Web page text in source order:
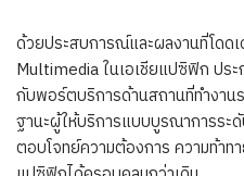
ด้วยประสบการณ์และผลงานที่โดด
Multimedia ในเอเชียแปซิฟิก ปร
กับพอร์ตบริการด้านสถานที่ทำงาน
ฐานะผู้ให้บริการแบบบูรณาการระ
ตอบโจทย์ความต้องการ ความท้าท